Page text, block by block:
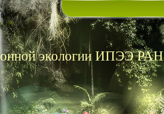
экологии ИПЭЭ РАН